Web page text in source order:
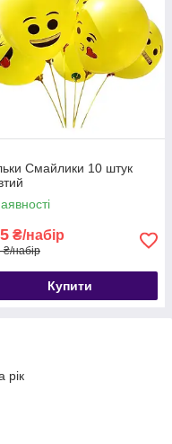
Смайлики 10 штук
₴/набір
₴/набір
Купити
рік